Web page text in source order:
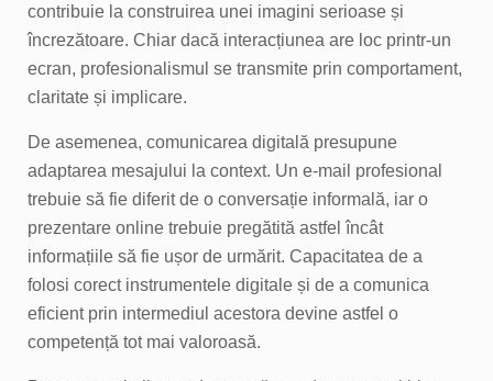
contribuie la construirea unei imagini serioase și
încrezătoare. Chiar dacă interacțiunea are loc printr-un
ecran, profesionalismul se transmite prin comportament,
claritate și implicare.
De asemenea, comunicarea digitală presupune
adaptarea mesajului la context. Un e-mail profesional
trebuie să fie diferit de o conversație informală, iar o
prezentare online trebuie pregătită astfel încât
informațiile să fie ușor de urmărit. Capacitatea de a
folosi corect instrumentele digitale și de a comunica
eficient prin intermediul acestora devine astfel o
competență tot mai valoroasă.